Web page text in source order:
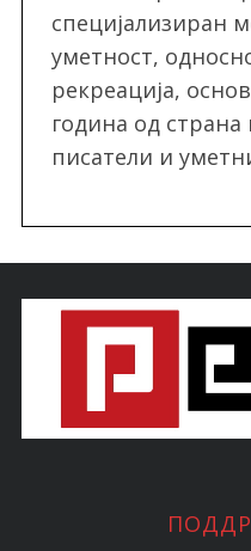
специјализиран
уметност,
рекреација,
година од
писатели и